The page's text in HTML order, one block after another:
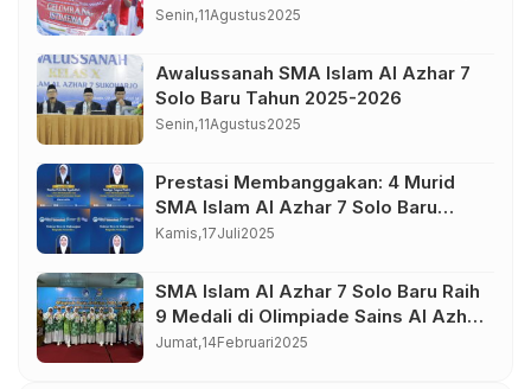
Istimewa Tahun Ajaran 2026–2027
Senin,11Agustus2025
Awalussanah SMA Islam Al Azhar 7
Solo Baru Tahun 2025-2026
Senin,11Agustus2025
Prestasi Membanggakan: 4 Murid
SMA Islam Al Azhar 7 Solo Baru
Melaju ke OSN Tingkat Provinsi
Kamis,17Juli2025
SMA Islam Al Azhar 7 Solo Baru Raih
9 Medali di Olimpiade Sains Al Azhar
2025
Jumat,14Februari2025